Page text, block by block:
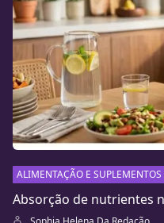
ALIMENTAÇÃO E SUPLEMENTOS
Absorção de nutrientes